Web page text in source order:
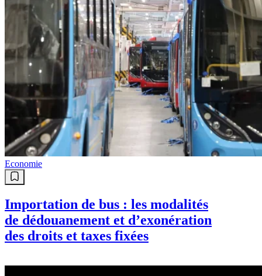
Economie
Importation de bus : les modalités
de dédouanement et d’exonération
des droits et taxes fixées